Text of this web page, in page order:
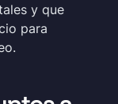
y que
para